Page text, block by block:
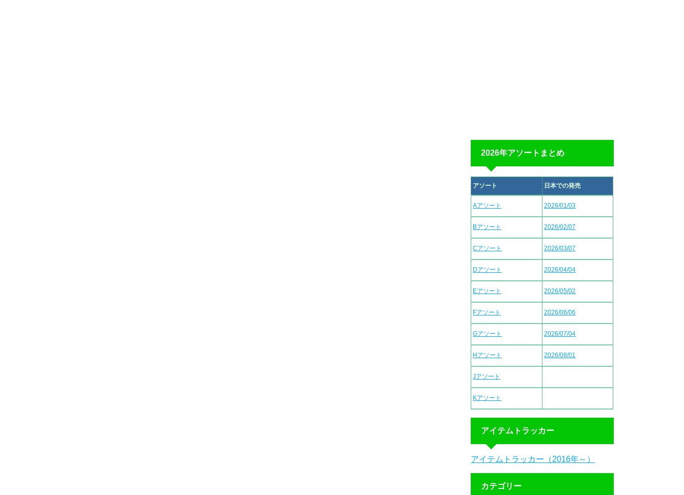
2026年アソートまとめ
アソート 日本での発売
Aアソート 2026/01/03
Bアソート 2026/02/07
Cアソート 2026/03/07
Dアソート 2026/04/04
Eアソート 2026/05/02
Fアソート 2026/06/06
Gアソート 2026/07/04
Hアソート 2026/08/01
Jアソート
Kアソート
アイテムトラッカー
アイテムトラッカー（2016年～）
カテゴリー